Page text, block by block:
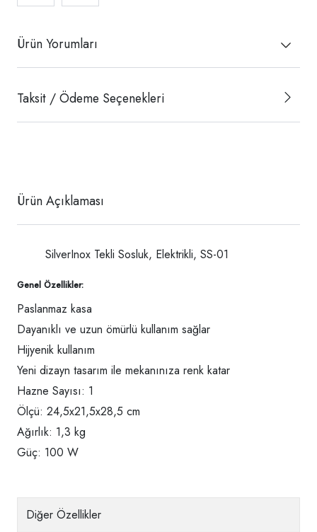
Ürün Yorumları
Taksit / Ödeme Seçenekleri
Ürün Açıklaması
SilverInox Tekli Sosluk, Elektrikli, SS-01
Genel Özellikler:
Paslanmaz kasa
Dayanıklı ve uzun ömürlü kullanım sağlar
Hijyenik kullanım
Yeni dizayn tasarım ile mekanınıza renk katar
Hazne Sayısı: 1
Ölçü: 24,5x21,5x28,5 cm
Ağırlık: 1,3 kg
Güç: 100 W
Diğer Özellikler